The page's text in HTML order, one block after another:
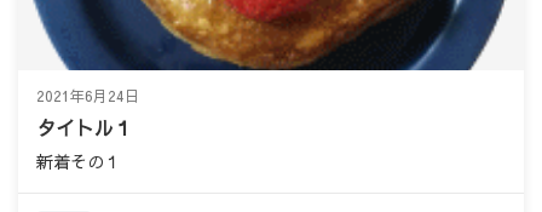
2021年6月24日
タイトル１
新着その１